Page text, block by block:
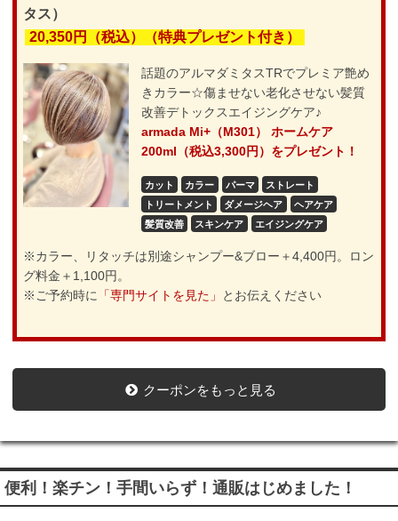
タス）
20,350円（税込）（特典プレゼント付き）
話題のアルマダミタスTRでプレミア艶め
きカラー☆傷ませない老化させない髪質
改善デトックスエイジングケア♪
armada Mi+（M301） ホームケア
200ml（税込3,300円）をプレゼント！
カット カラー パーマ
ストレート
トリートメント
ダメージヘア
ヘアケア
髪質改善
スキンケア エイジングケア
※カラー、リタッチは別途シャンプー&ブロー＋4,400円。ロン
グ料金＋1,100円。
※ご予約時に
「専門サイトを見た」 とお伝えください
クーポンをもっと見る
便利！楽チン！手間いらず！通販はじめました！